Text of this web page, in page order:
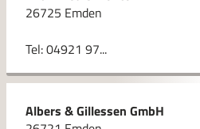
26725 Emden
Tel: 04921 97...
Albers & Gillessen GmbH